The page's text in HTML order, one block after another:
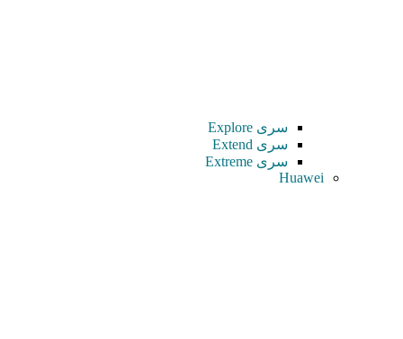
سری Explore
سری Extend
سری Extreme
Huawei